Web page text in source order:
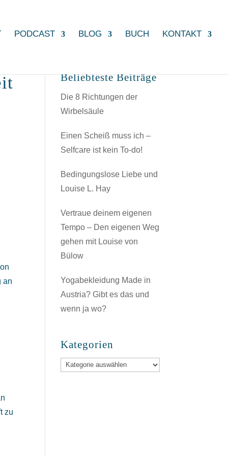
PODCAST BLOG BUCH KONTAKT
an
zu
Beliebteste Beiträge
Die 8 Richtungen der
Wirbelsäule
Einen Scheiß muss ich –
Selfcare ist kein To-do!
Bedingungslose Liebe und
Louise L. Hay
Vertraue deinem eigenen
Tempo – Den eigenen Weg
gehen mit Louise von
Bülow
Yogabekleidung Made in
Austria? Gibt es das und
wenn ja wo?
Kategorien
Kategorien